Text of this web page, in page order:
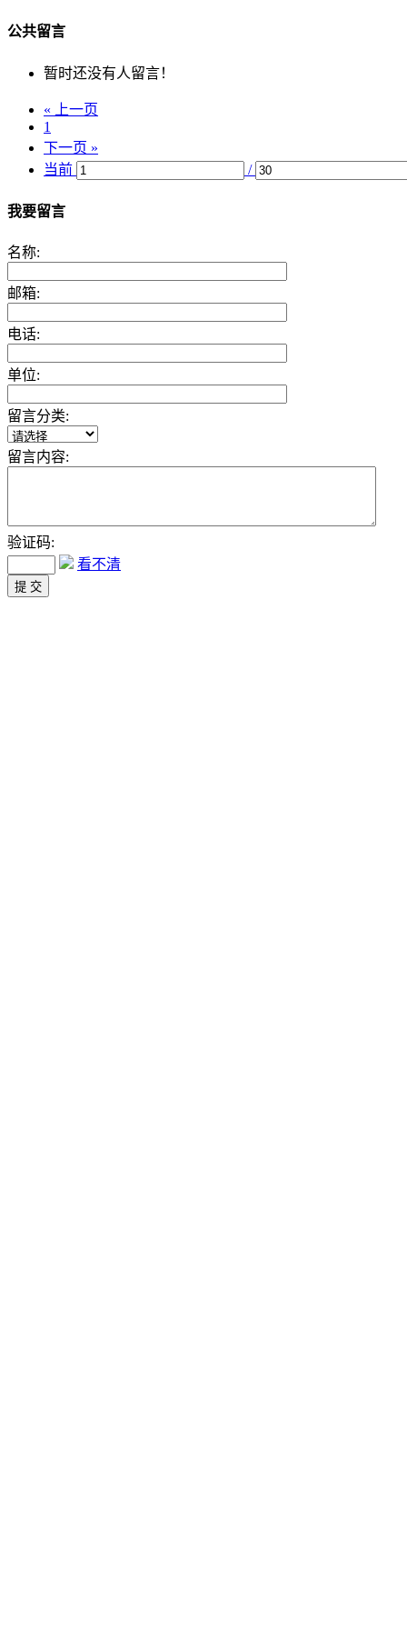
公共留言
暂时还没有人留言！
« 上一页
1
下一页 »
当前
/
我要留言
名称:
邮箱:
电话:
单位:
留言分类:
留言内容:
验证码:
看不清